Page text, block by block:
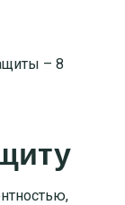
– 8